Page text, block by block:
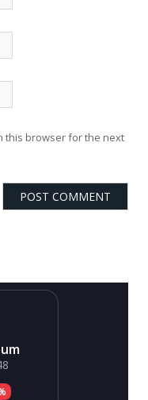
this browser for the next